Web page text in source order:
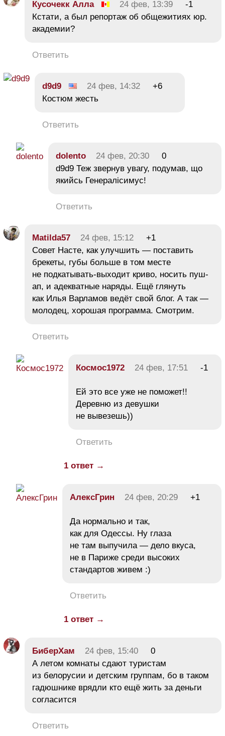
Кусочекк Алла 24 фев, 13:39
-1
Кстати, а был репортаж об общежитиях юр.
академии?
Ответить
d9d9 24 фев, 14:32
+6
Костюм жесть
Ответить
dolento 24 фев, 20:30
0
d9d9 Теж звернув увагу, подумав, що
якийсь Генералісимус!
Ответить
Matilda57 24 фев, 15:12
+1
Совет Насте, как улучшить — поставить
брекеты, губы больше в том месте
не подкатывать-выходит криво, носить пуш-
ап, и адекватные наряды. Ещё глянуть
как Илья Варламов ведёт свой блог. А так —
молодец, хорошая программа. Смотрим.
Ответить
Космос1972 24 фев, 17:51 -1
Ей это все уже не поможет!!
Деревню из девушки
не вывезешь))
Ответить
1 ответ →
АлексГрин 24 фев, 20:29 +1
Да нормально и так,
как для Одессы. Ну глаза
не там выпучила — дело вкуса,
не в Париже среди высоких
стандартов живем :)
Ответить
1 ответ →
БиберХам 24 фев, 15:40
0
А летом комнаты сдают туристам
из белорусии и детским группам, бо в таком
гадюшнике врядли кто ещё жить за деньги
согласится
Ответить